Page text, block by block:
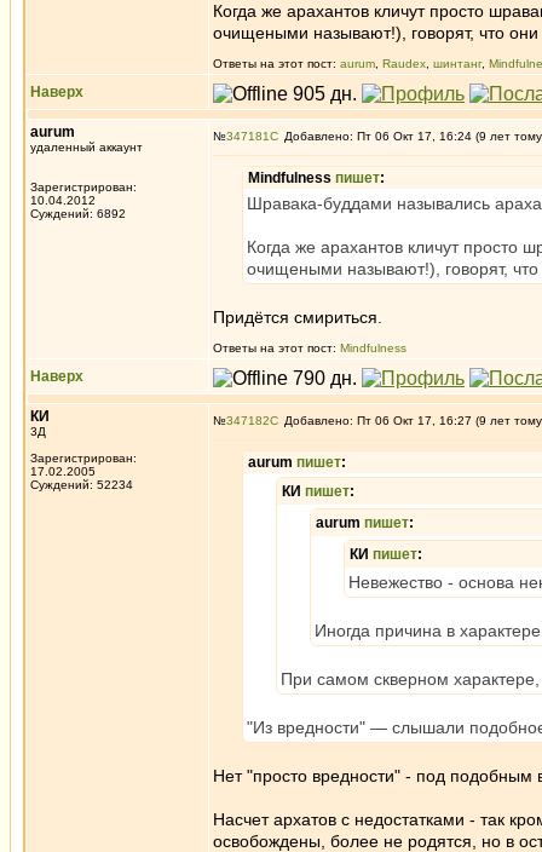
Когда же арахантов кличут просто
очищеными называют!), говорят, что
Ответы на этот пост: aurum Raudex шинтанг,
Наверх
aurum
удаленный аккаунт
Зарегистрирован:
10.04.2012
Суждений: 6892
№347181 Добавлено: Пт 06 Окт 17, 16:24 (9 лет
Mindfulness пишет:
Шравака-буддами назывались
Когда же арахантов кличут просто
очищеными называют!), говорят,
Придётся смириться.
Ответы на этот пост: Mindfulness
Наверх
КИ
3Д
Зарегистрирован:
17.02.2005
Суждений: 52234
№347182 Добавлено: Пт 06 Окт 17, 16:27 (9 лет
aurum пишет:
КИ пишет:
aurum пишет:
КИ пишет:
Невежество - основа
Иногда причина в
При самом скверном
"Из вредности" — слышали
Нет "просто вредности" - под подобным
Насчет архатов с недостатками - так
освобождены, более не родятся, но в